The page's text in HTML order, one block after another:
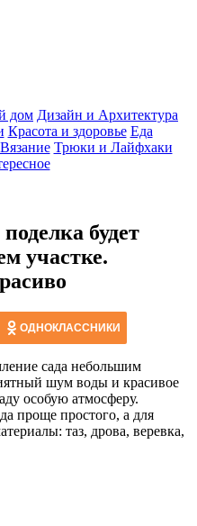
дом Дизайн и Архитектура
Красота и здоровье Еда
Трюки и Лайфхаки
будет
участке.
ОДНОКЛАССНИКИ
сада небольшим
шум воды и красивое
особую атмосферу.
проще простого, а для
таз, дрова, веревка,